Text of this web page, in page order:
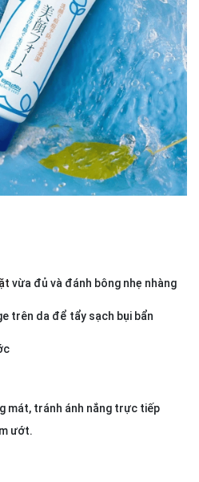
vừa đủ và đánh bông nhẹ nhàng
trên da để tẩy sạch bụi bẩn
mát, tránh ánh nắng trực tiếp
ướt.